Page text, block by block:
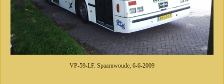
VP-59-LF. Spaarnwoude, 6-6-2009